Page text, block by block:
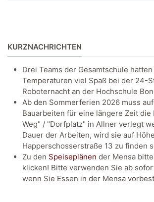
KURZNACHRICHTEN
Drei Teams der Gesamtschule
Temperaturen viel Spaß bei der 24-
Roboternacht an der Hochschule
Ab den Sommerferien 2026 muss
Bauarbeiten für eine längere Zeit
Weg" / "Dorfplatz" in Allner verlegt
Dauer der Arbeiten, wird sie auf
Happerschosserstraße 13 zu finden
Zu den Speiseplänen der Mensa
klicken! Bitte verwenden Sie ab
wenn Sie Essen in der Mensa